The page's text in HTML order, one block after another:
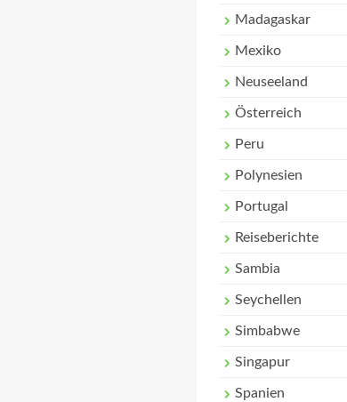
Madagaskar
Mexiko
Neuseeland
Österreich
Peru
Polynesien
Portugal
Reiseberichte
Sambia
Seychellen
Simbabwe
Singapur
Spanien